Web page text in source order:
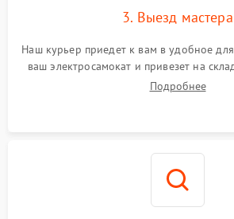
3. Выезд мастера
Наш курьер приедет к вам в удобное
ваш электросамокат и привезет на
Подробнее